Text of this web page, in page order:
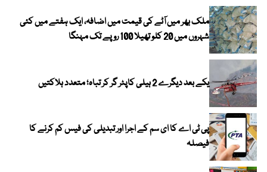
ملک بھر میں آٹے کی قیمت میں اضافہ، ایک ہفتے میں کئی
شہروں میں 20 کلو تھیلا 100 روپے تک مہنگا
یکے بعد دیگرے 2 ہیلی کاپٹر گر کر تباہ؛ متعدد ہلاکتیں
پی ٹی اے کا ای سم کے اجرا اور تبدیلی کی فیس کم کرنے کا
فیصلہ